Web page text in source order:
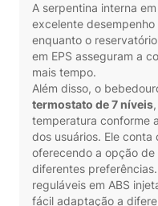
A serpentina interna
excelente
enquanto o
em EPS asseguram a
mais tempo.
Além disso, o
termostato de 7 níveis
temperatura conforme
dos usuários. Ele conta
oferecendo a opção
diferentes
reguláveis em ABS
fácil adaptação a